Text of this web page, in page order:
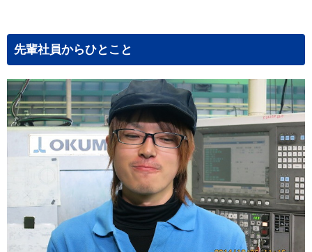
先輩社員からひとこと